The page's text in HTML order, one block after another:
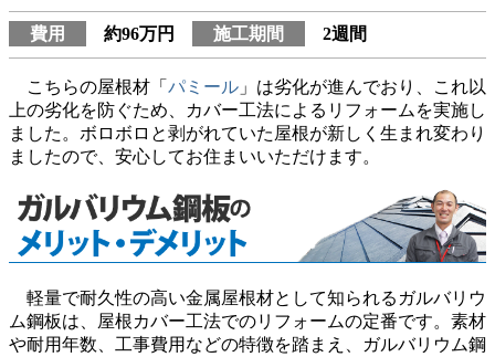
費用 約96万円 施工期間 2週間
こちらの屋根材「 パミール 」は劣化が進んでおり、これ以
上の劣化を防ぐため、カバー工法によるリフォームを実施し
ました。ボロボロと剥がれていた屋根が新しく生まれ変わり
ましたので、安心してお住まいいただけます。
軽量で耐久性の高い金属屋根材として知られるガルバリウ
ム鋼板は、屋根カバー工法でのリフォームの定番です。素材
や耐用年数、工事費用などの特徴を踏まえ、ガルバリウム鋼